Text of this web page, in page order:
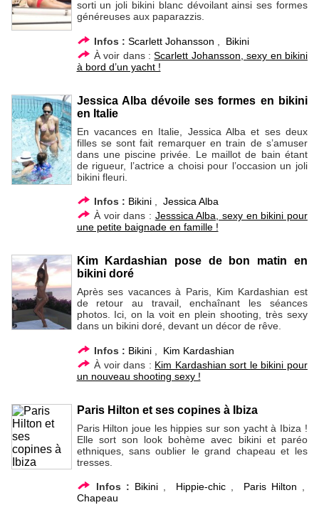
sorti un joli bikini blanc dévoilant ainsi ses formes
généreuses aux paparazzis.
Infos : Scarlett Johansson
Bikini
À voir dans :Scarlett Johansson, sexy en bikini
à bord d’un yacht !
Jessica Alba dévoile ses formes en bikini
en Italie
En vacances en Italie, Jessica Alba et ses deux
filles se sont fait remarquer en train de s’amuser
dans une piscine privée. Le maillot de bain étant
de rigueur, l’actrice a choisi pour l’occasion un joli
bikini fleuri.
Infos : Bikini, Jessica Alba
À voir dans : Jesssica Alba, sexy en bikini pour
une petite baignade en famille !
Kim Kardashian pose de bon matin en
bikini doré
Après ses vacances à Paris, Kim Kardashian est
de retour au travail, enchaînant les séances
photos. Ici, on la voit en plein shooting, très sexy
dans un bikini doré, devant un décor de rêve.
Infos : Bikini, Kim Kardashian
À voir dans : Kim Kardashian sort le bikini pour
un nouveau shooting sexy !
Paris Hilton et ses copines à Ibiza
Paris Hilton joue les hippies sur son yacht à Ibiza !
Elle sort son look bohème avec bikini et paréo
ethniques, sans oublier le grand chapeau et les
tresses.
Infos : Bikini, Hippie-chic, Paris Hilton ,
Chapeau